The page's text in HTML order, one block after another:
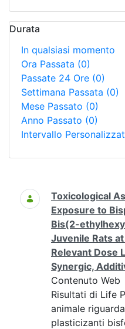
Durata
In qualsiasi momento
Ora Passata (0)
Passate 24 Ore (0)
Settimana Passata (0)
Mese Passato (0)
Anno Passato (0)
Intervallo
Ricerca
Toxicological
Exposure to
Bis(2-
Juvenile Rats
Relevant Dose
Synergic,
Contenuto Web
Risultati di Life
animale
plasticizanti